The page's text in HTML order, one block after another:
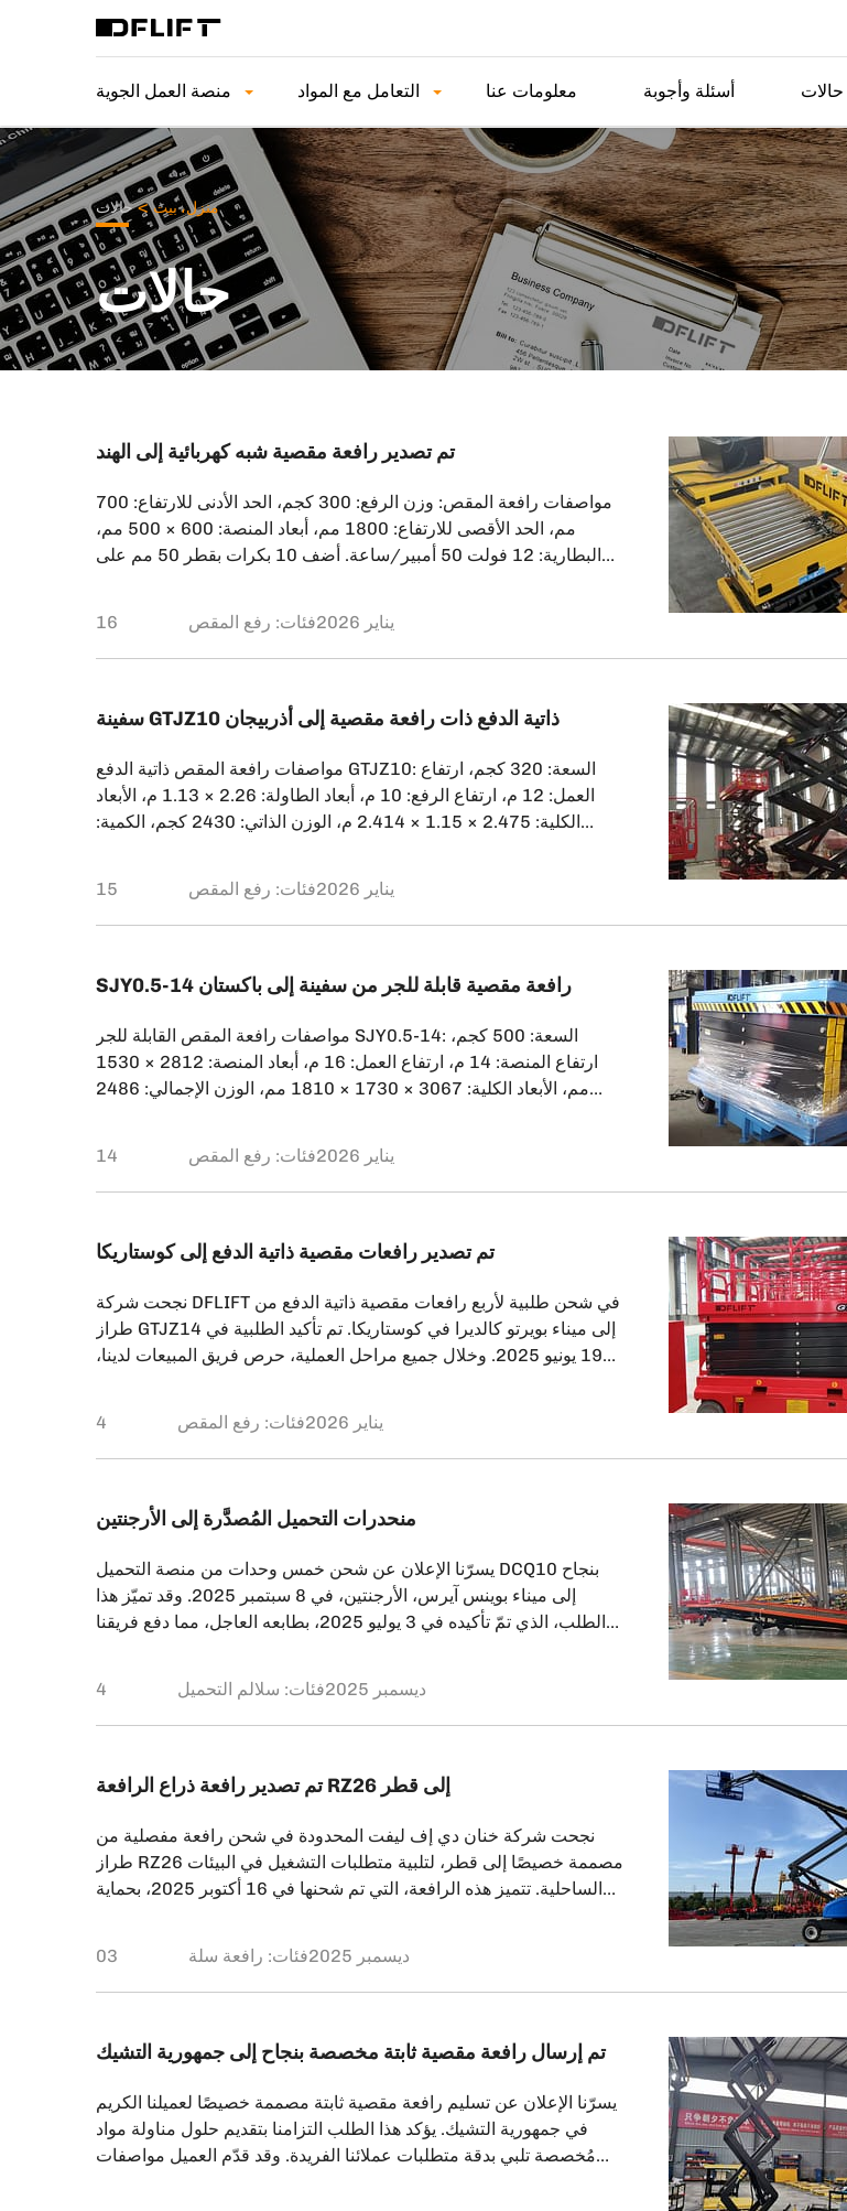
منصة العمل الجوية التعامل مع المواد معلومات عنا أسئلة وأجوبة حالات
منزل، بيت>حالات
حالات
تم تصدير رافعة مقصية شبه كهربائية إلى الهند
مواصفات رافعة المقص: وزن الرفع: 300 كجم، الحد الأدنى للارتفاع: 700
مم، الحد الأقصى للارتفاع: 1800 مم، أبعاد المنصة: 600 × 500 مم،
البطارية: 12 فولت 50 أمبير/ساعة. أضف 10 بكرات بقطر 50 مم على
المكونات الإلكترونية. خلال التواصل الأولي، […]
16 يناير 2026 فئات: رفع المقص
سفينة GTJZ10 ذاتية الدفع ذات رافعة مقصية إلى أذربيجان
مواصفات رافعة المقص ذاتية الدفع GTJZ10: السعة: 320 كجم، ارتفاع
العمل: 12 م، ارتفاع الرفع: 10 م، أبعاد الطاولة: 2.26 × 1.13 م، الأبعاد
الكلية: 2.475 × 1.15 × 2.414 م، الوزن الذاتي: 2430 كجم، الكمية:
15 يناير 2026 فئات: رفع المقص
SJY0.5-14 رافعة مقصية قابلة للجر من سفينة إلى باكستان
مواصفات رافعة المقص القابلة للجر SJY0.5-14: السعة: 500 كجم،
ارتفاع المنصة: 14 م، ارتفاع العمل: 16 م، أبعاد المنصة: 2812 × 1530
مم، الأبعاد الكلية: 3067 × 1730 × 1810 مم، الوزن الإجمالي: 2486
واحد، بنفس المعدات والمواصفات. تُستخدم رافعات المقص القابلة للجر
بشكل أساسي في عمليات التنظيف على ارتفاعات عالية، […]
14 يناير 2026 فئات: رفع المقص
تم تصدير رافعات مقصية ذاتية الدفع إلى كوستاريكا
نجحت شركة DFLIFT في شحن طلبية لأربع رافعات مقصية ذاتية الدفع من
طراز GTJZ14 إلى ميناء بويرتو كالديرا في كوستاريكا. تم تأكيد الطلبية في
19 يونيو 2025. وخلال جميع مراحل العملية، حرص فريق المبيعات لدينا،
4 يناير 2026 فئات: رفع المقص
منحدرات التحميل المُصدَّرة إلى الأرجنتين
يسرّنا الإعلان عن شحن خمس وحدات من منصة التحميل DCQ10 بنجاح
إلى ميناء بوينس آيرس، الأرجنتين، في 8 سبتمبر 2025. وقد تميّز هذا
الطلب، الذي تمّ تأكيده في 3 يوليو 2025، بطابعه العاجل، مما دفع فريقنا
4 ديسمبر 2025 فئات: سلالم التحميل
تم تصدير رافعة ذراع الرافعة RZ26 إلى قطر
نجحت شركة خنان دي إف ليفت المحدودة في شحن رافعة مفصلية من
طراز RZ26 مصممة خصيصًا إلى قطر، لتلبية متطلبات التشغيل في البيئات
الساحلية. تتميز هذه الرافعة، التي تم شحنها في 16 أكتوبر 2025، بحماية
متانتها ضد تآكل المياه المالحة.
03 ديسمبر 2025 فئات: رافعة سلة
تم إرسال رافعة مقصية ثابتة مخصصة بنجاح إلى جمهورية التشيك
يسرّنا الإعلان عن تسليم رافعة مقصية ثابتة مصممة خصيصًا لعميلنا الكريم
في جمهورية التشيك. يؤكد هذا الطلب التزامنا بتقديم حلول مناولة مواد
مُخصصة تلبي بدقة متطلبات عملائنا الفريدة. وقد قدّم العميل مواصفات